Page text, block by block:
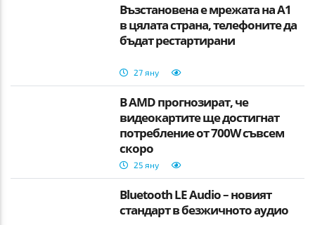
Възстановена е мрежата на А1
в цялата страна, телефоните да
бъдат рестартирани
27 яну
В AMD прогнозират, че
видеокартите ще достигнат
потребление от 700W съвсем
скоро
25 яну
Bluetooth LE Audio – новият
стандарт в безжичното аудио